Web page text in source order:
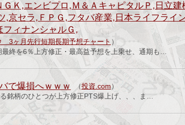
Ｋ,エンビプロ,Ｍ＆ＡキャピタルＰ,日立建
,京セラ,ＦＰＧ,フタバ産業,日本ライフライ
フィナンシャルＧ,
3ヶ月先行短期長期予想チャート ）
終を6％上方修正・最高益予想を上乗せ、通期も…
で爆損へｗｗｗ （投資.com）
銘柄のひとつが上方修正PTS爆上げ、、、ま…